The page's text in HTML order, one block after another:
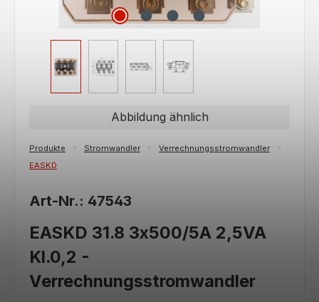
Abbildung ähnlich
Produkte Stromwandler
Verrechnungsstromwandler
EASKD
Art-Nr.: 47543
EASKD 31.8 3x500/5A 2,5VA
Kl.0,2 -
Verrechnungsstromwandler